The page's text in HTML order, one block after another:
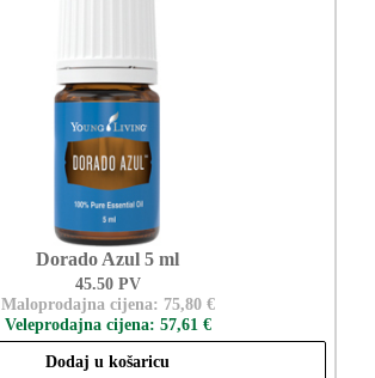
Dorado Azul 5 ml
45.50 PV
Maloprodajna cijena: 75,80 €
Veleprodajna cijena: 57,61 €
Dodaj u košaricu